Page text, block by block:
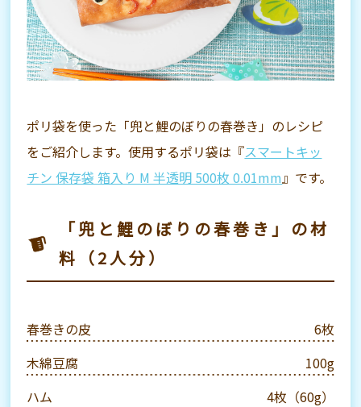
ポリ袋を使った「兜と鯉のぼりの春巻き」のレシピ
をご紹介します。使用するポリ袋は『スマートキッ
チン 保存袋 箱入り M 半透明 500枚 0.01mm』です。
「兜と鯉のぼりの春巻き」の材
料（2人分）
春巻きの皮
6枚
木綿豆腐
100g
ハム
4枚（60g）